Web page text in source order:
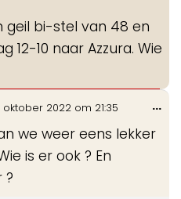
geil bi-stel van 48 en
12-10 naar Azzura. Wie
oktober 2022 om 21:35
we weer eens lekker
is er ook ? En
?
...